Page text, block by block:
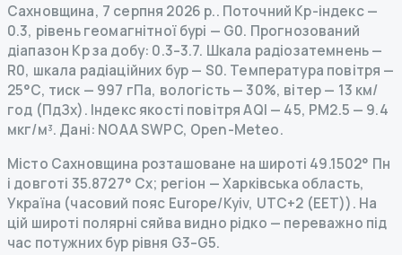
Сахновщина, 7 серпня 2026 р.. Поточний Kp-індекс—
0.3, рівень геомагнітної бурі — G0. Прогнозований
діапазон Kp за добу: 0.3–3.7. Шкала радіозатемнень—
R0, шкала радіаційних бур— S0. Температура повітря —
25°C, тиск — 997 гПа, вологість — 30%, вітер — 13 км/
год (ПдЗх). Індекс якості повітря AQI — 45, PM2.5 — 9.4
мкг/м³. Дані: NOAA SWPC, Open-Meteo.
Місто Сахновщина розташоване на широті 49.1502° Пн
і довготі 35.8727° Сх; регіон — Харківська область,
Україна (часовий пояс Europe/Kyiv, UTC+2 (EET)). На
цій широті полярні сяйва видно рідко — переважно під
час потужних бур рівня G3–G5.